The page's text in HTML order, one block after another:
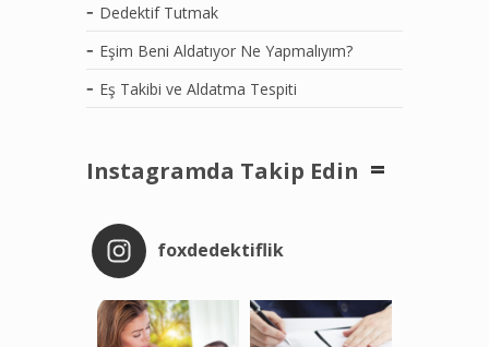
Dedektif Tutmak
Eşim Beni Aldatıyor Ne Yapmalıyım?
Eş Takibi ve Aldatma Tespiti
Instagramda Takip Edin
foxdedektiflik